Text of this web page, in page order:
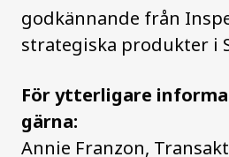
godkännande från
strategiska produkter i
För ytterligare
gärna:
Annie Franzon,